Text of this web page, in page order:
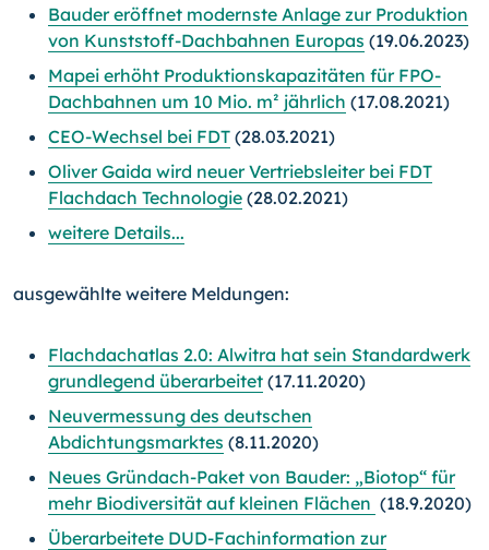
Bauder eröffnet modernste Anlage zur Produktion
von Kunststoff-Dachbahnen Europas (19.06.2023)
Mapei erhöht Produktionskapazitäten für FPO-
Dachbahnen um 10 Mio. m² jährlich (17.08.2021)
CEO-Wechsel bei FDT (28.03.2021)
Oliver Gaida wird neuer Vertriebsleiter bei FDT
Flachdach Technologie (28.02.2021)
weitere Details...
ausgewählte weitere Meldungen:
Flachdachatlas 2.0: Alwitra hat sein Standardwerk
grundlegend überarbeitet (17.11.2020)
Neuvermessung des deutschen
Abdichtungsmarktes (8.11.2020)
Neues Gründach-Paket von Bauder: „Biotop“ für
mehr Biodiversität auf kleinen Flächen (18.9.2020)
Überarbeitete DUD-Fachinformation zur